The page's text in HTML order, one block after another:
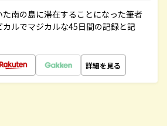
南の島に滞在することになった筆者
ルでマジカルな45日間の記録と記
詳細を見る